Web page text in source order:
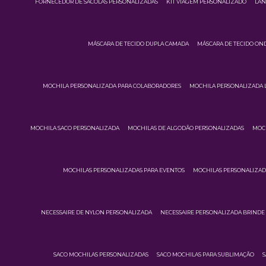
FORNECEDOR DE SACOLAS PERSONALIZADAS KIT VIAGEM PERSONALIZADO
MÁSCARA DE TECIDO DUPLA CAMADA MÁSCARA DE TECIDO
MOCHILA PERSONALIZADA PARA COLABORADORES MOCHILA PERSONALIZADA
MOCHILA SACO PERSONALIZADA MOCHILAS DE ALGODÃO PERSONALIZADAS
MOCHILAS PERSONALIZADAS PARA EVENTOS MOCHILAS
NECESSAIRE DE NYLON PERSONALIZADA NECESSAIRE PERSONALIZADA BRINDE
SACO MOCHILAS PERSONALIZADAS SACO MOCHILAS PARA SUBLIMAÇÃO